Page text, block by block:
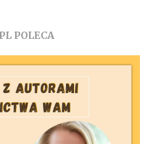
POLECA